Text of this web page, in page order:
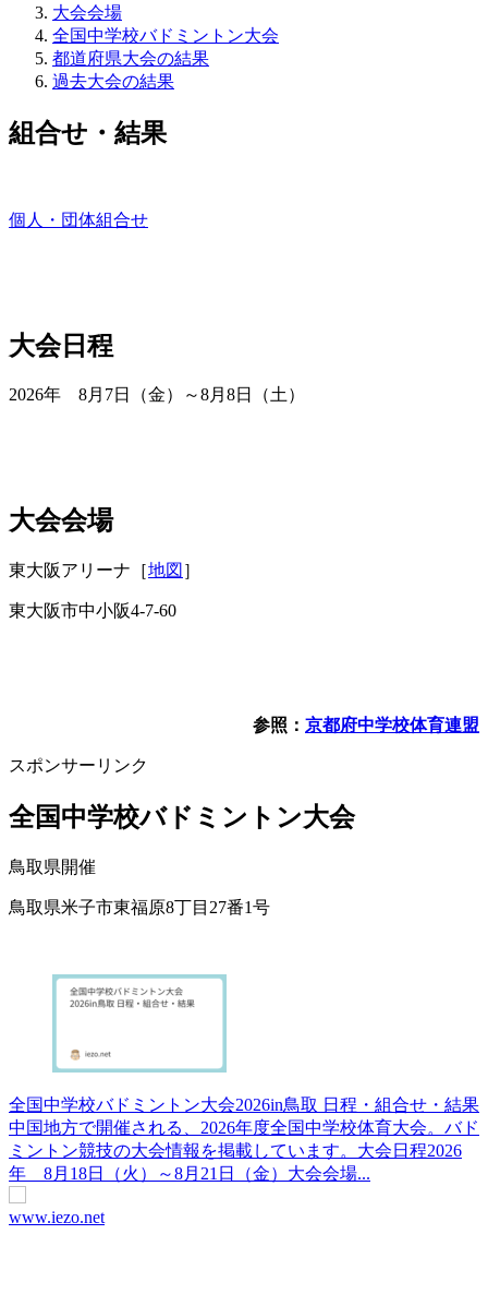
大会会場
全国中学校バドミントン大会
都道府県大会の結果
過去大会の結果
組合せ・結果
個人・団体組合せ
大会日程
2026年 8月7日（金）～8月8日（土）
大会会場
東大阪アリーナ［地図 ］
東大阪市中小阪4-7-60
参照： 京都府中学校体育連盟
スポンサーリンク
全国中学校バドミントン大会
鳥取県開催
鳥取県米子市東福原8丁目27番1号
全国中学校バドミントン大会2026in鳥取 日程・組合せ・結果
中国地方で開催される、2026年度全国中学校体育大会。バド
ミントン競技の大会情報を掲載しています。大会日程2026
年 8月18日（火）～8月21日（金）大会会場...
www.iezo.net